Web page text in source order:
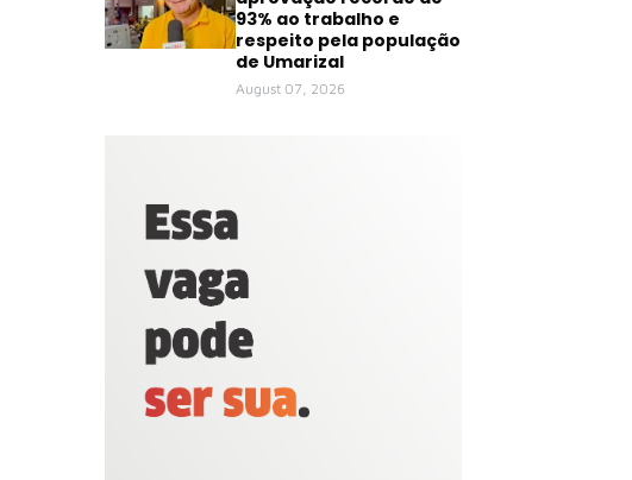
93% ao trabalho e
respeito pela população
de Umarizal
August 07, 2026